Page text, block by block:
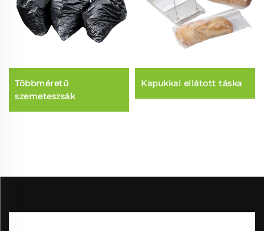
Többméretű
szemeteszsák
Kapukkal ellátott táska